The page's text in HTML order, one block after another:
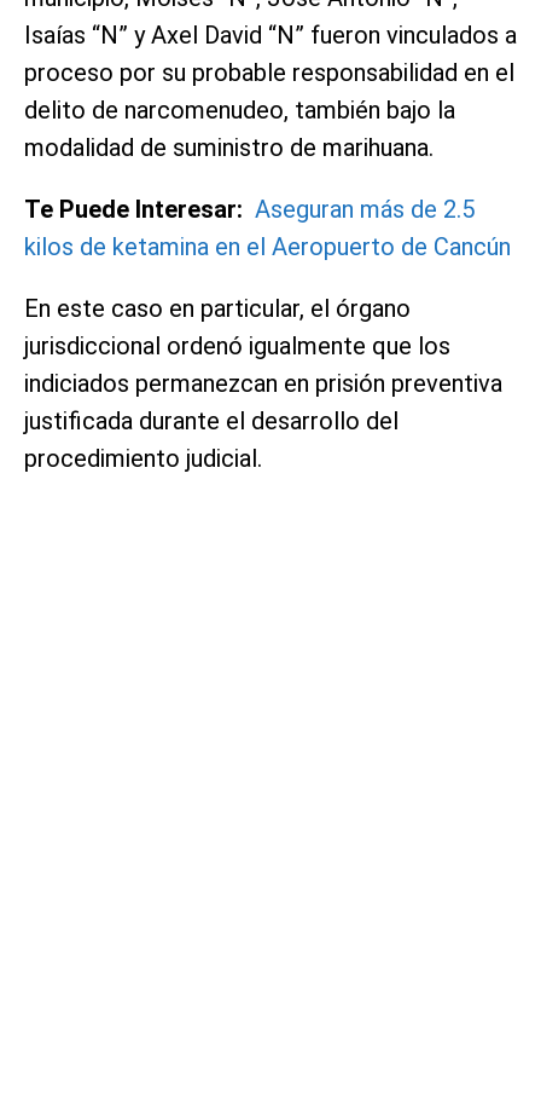
Isaías “N” y Axel David “N” fueron vinculados a
proceso por su probable responsabilidad en el
delito de narcomenudeo, también bajo la
modalidad de suministro de marihuana.
Te Puede Interesar: Aseguran más de 2.5
kilos de ketamina en el Aeropuerto de Cancún
En este caso en particular, el órgano
jurisdiccional ordenó igualmente que los
indiciados permanezcan en prisión preventiva
justificada durante el desarrollo del
procedimiento judicial.